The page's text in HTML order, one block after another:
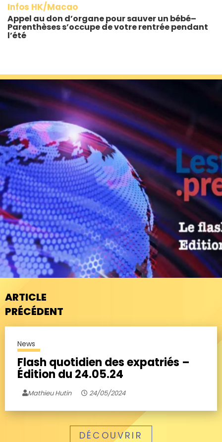
Infos HK/Macao
Appel au don d’organe pour sauver un bébé–
Parenthèses s’occupe de votre rentrée pendant
l’été
ARTICLE
PRÉCÉDENT
News
Flash quotidien des expatriés –
Édition du 24.05.24
Mathieu Hutin 24/05/2024
DÉCOUVRIR